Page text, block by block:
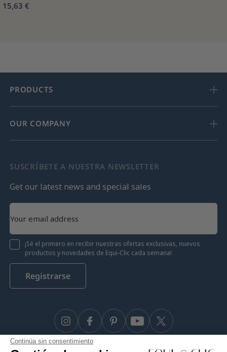
Continúa sin consentimiento
15,63 €
PRODUCTS
OUR COMPANY
SUSCRÍBETE A NUESTRA NEWSLETTER
Get our latest news and special sales
¡Sé el primero en recibir nuestras ofertas exclusivas, nuevos
productos y novedades de Equi-Clic cada semana!
Registrarse
Facebook Twitter
YouTube
Pinterest
Instagram